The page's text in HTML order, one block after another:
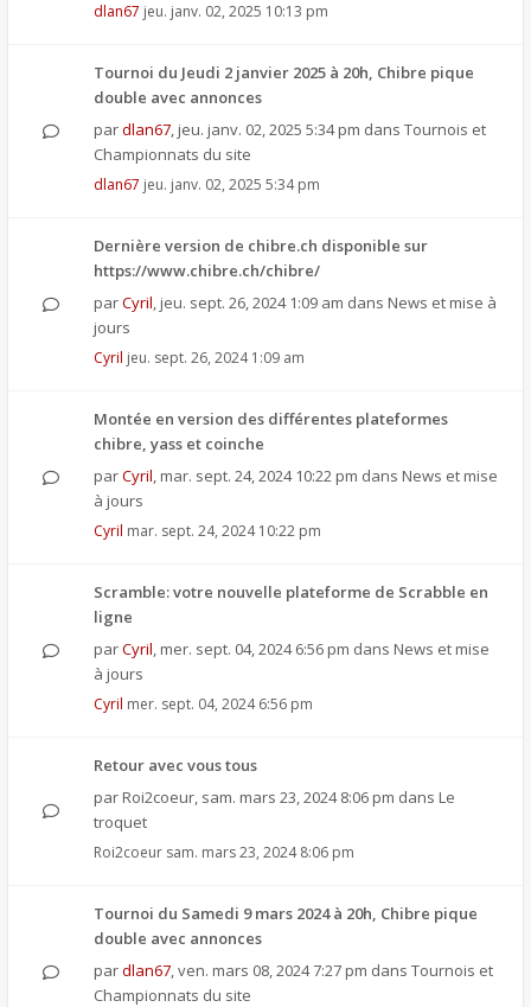
dlan67 jeu. janv. 02, 2025 10:13 pm
Tournoi du Jeudi 2 janvier 2025 à 20h, Chibre pique
double avec annonces
pardlan67, jeu. janv. 02, 2025 5:34 pm dans Tournois et
Championnats du site
dlan67 jeu. janv. 02, 2025 5:34 pm
Dernière version de chibre.ch disponible sur
https://www.chibre.ch/chibre/
parCyril, jeu. sept. 26, 2024 1:09 am dans News et mise à
jours
Cyril jeu. sept. 26, 2024 1:09 am
Montée en version des différentes plateformes
chibre, yass et coinche
parCyril, mar. sept. 24, 2024 10:22 pm dans News et mise
à jours
Cyril mar. sept. 24, 2024 10:22 pm
Scramble: votre nouvelle plateforme de Scrabble en
ligne
parCyril, mer. sept. 04, 2024 6:56 pm dans News et mise
à jours
Cyril mer. sept. 04, 2024 6:56 pm
Retour avec vous tous
par Roi2coeur, sam. mars 23, 2024 8:06 pm dans Le
troquet
Roi2coeur sam. mars 23, 2024 8:06 pm
Tournoi du Samedi 9 mars 2024 à 20h, Chibre pique
double avec annonces
pardlan67,ven. mars 08, 2024 7:27 pm dans Tournois et
Championnats du site